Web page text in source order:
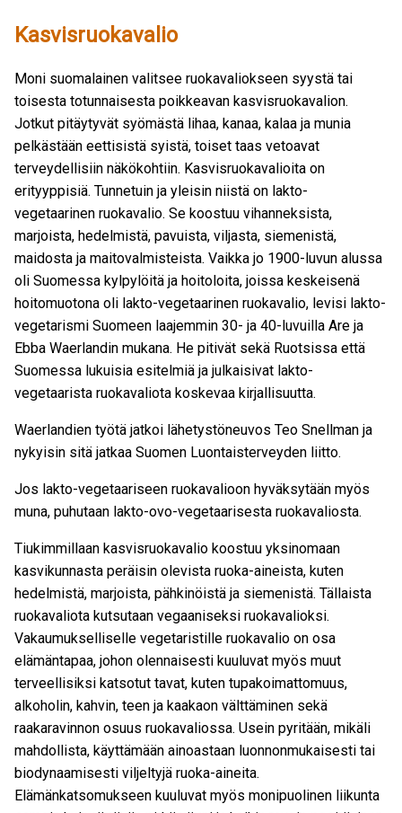
Kasvisruokavalio
Moni suomalainen valitsee ruokavaliokseen syystä tai
toisesta totunnaisesta poikkeavan kasvisruokavalion.
Jotkut pitäytyvät syömästä lihaa, kanaa, kalaa ja munia
pelkästään eettisistä syistä, toiset taas vetoavat
terveydellisiin näkökohtiin. Kasvisruokavalioita on
erityyppisiä. Tunnetuin ja yleisin niistä on lakto-
vegetaarinen ruokavalio. Se koostuu vihanneksista,
marjoista, hedelmistä, pavuista, viljasta, siemenistä,
maidosta ja maitovalmisteista. Vaikka jo 1900-luvun alussa
oli Suomessa kylpylöitä ja hoitoloita, joissa keskeisenä
hoitomuotona oli lakto-vegetaarinen ruokavalio, levisi lakto-
vegetarismi Suomeen laajemmin 30- ja 40-luvuilla Are ja
Ebba Waerlandin mukana. He pitivät sekä Ruotsissa että
Suomessa lukuisia esitelmiä ja julkaisivat lakto-
vegetaarista ruokavaliota koskevaa kirjallisuutta.
Waerlandien työtä jatkoi lähetystöneuvos Teo Snellman ja
nykyisin sitä jatkaa Suomen Luontaisterveyden liitto.
Jos lakto-vegetaariseen ruokavalioon hyväksytään myös
muna, puhutaan lakto-ovo-vegetaarisesta ruokavaliosta.
Tiukimmillaan kasvisruokavalio koostuu yksinomaan
kasvikunnasta peräisin olevista ruoka-aineista, kuten
hedelmistä, marjoista, pähkinöistä ja siemenistä. Tällaista
ruokavaliota kutsutaan vegaaniseksi ruokavalioksi.
Vakaumukselliselle vegetaristille ruokavalio on osa
elämäntapaa, johon olennaisesti kuuluvat myös muut
terveellisiksi katsotut tavat, kuten tupakoimattomuus,
alkoholin, kahvin, teen ja kaakaon välttäminen sekä
raakaravinnon osuus ruokavaliossa. Usein pyritään, mikäli
mahdollista, käyttämään ainoastaan luonnonmukaisesti tai
biodynaamisesti viljeltyjä ruoka-aineita.
Elämänkatsomukseen kuuluvat myös monipuolinen liikunta